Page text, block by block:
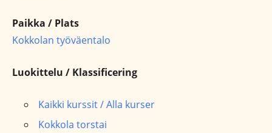
Paikka / Plats
Kokkolan työväentalo
Luokittelu / Klassificering
Kaikki kurssit / Alla kurser
Kokkola torstai